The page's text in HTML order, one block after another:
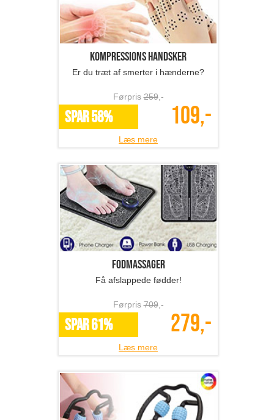
Kompressions handsker
Er du træt af smerter i hænderne?
Førpris259,-
SPAR 58% 109,-
Læs mere
Fodmassager
Få afslappede fødder!
Førpris709,-
SPAR 61% 279,-
Læs mere